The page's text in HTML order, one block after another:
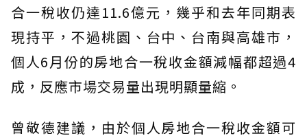
合一稅收仍達11.6億元，幾乎和去年同期表
現持平，不過桃園、台中、台南與高雄市，
個人6月份的房地合一稅收金額減幅都超過4
成，反應市場交易量出現明顯量縮。
曾敬德建議，由於個人房地合一稅收金額可